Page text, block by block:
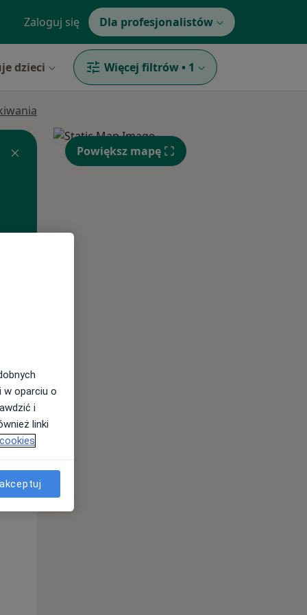
Zaloguj się Dla profesjonalistów
dzieci Więcej filtrów • 1
Pon,
Powiększ mapę
w oparciu o
i
linki